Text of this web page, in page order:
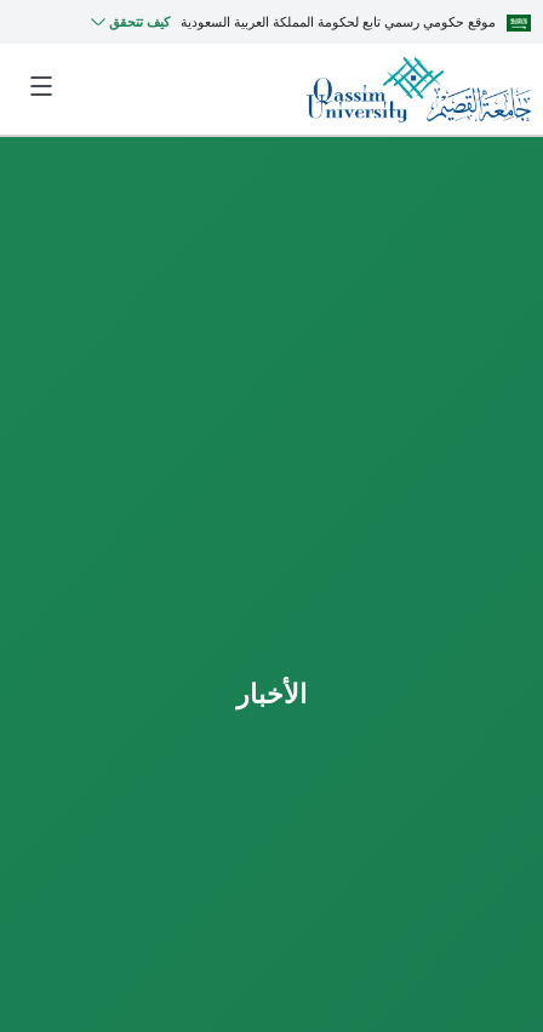
موقع حكومي رسمي تابع لحكومة المملكة العربية السعودية كيف تتحقق
الأخبار